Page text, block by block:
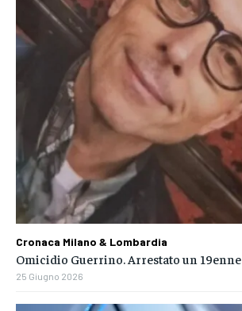
Cronaca Milano & Lombardia
Omicidio Guerrino. Arrestato un 19enne
25 Giugno 2026